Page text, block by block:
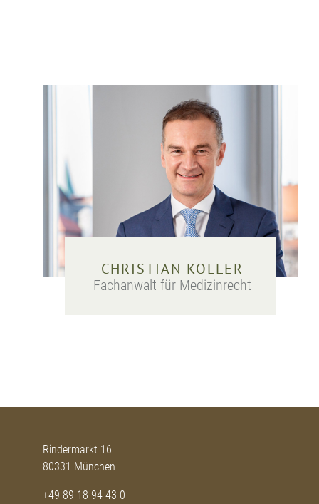
CHRISTIAN KOLLER
Fachanwalt für Medizinrecht
Rindermarkt 16
80331 München
+49 89 18 94 43 0